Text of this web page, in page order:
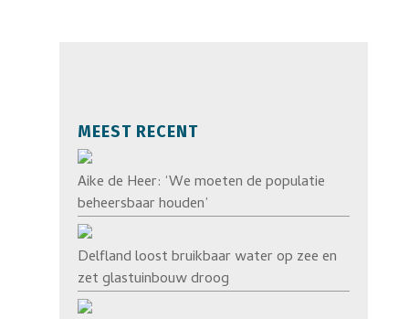
MEEST RECENT
Aike de Heer: ‘We moeten de populatie
beheersbaar houden’
Delfland loost bruikbaar water op zee en
zet glastuinbouw droog